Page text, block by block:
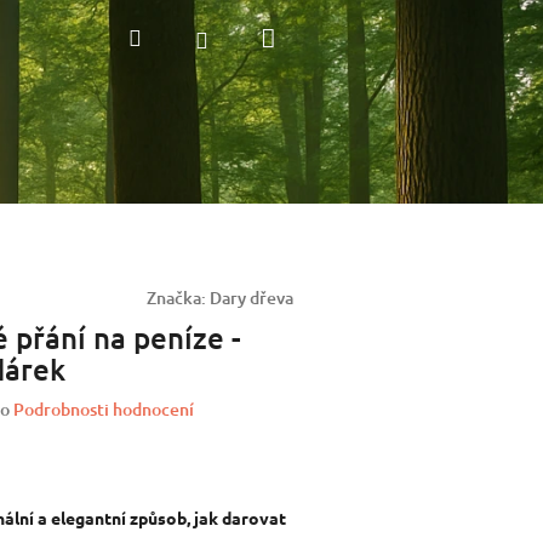
HledatPřihlášeníNákupní
košík
Značka: Dary dřeva
přání na peníze -
Podrobnosti hodnocení
a elegantní způsob, jak darovat